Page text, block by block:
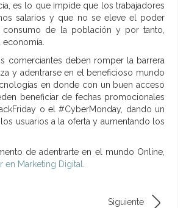
es lo que impide que los trabajadores
salarios y que no se eleve el poder
consumo de la población y por tanto,
economía.
comerciantes deben romper la barrera
y adentrarse en el beneficioso mundo
en donde con un buen acceso
beneficiar de fechas promocionales
o el #CyberMonday, dando un
usuarios a la oferta y aumentando los
de adentrarte en el mundo Online,
en Marketing Digital.
Siguiente